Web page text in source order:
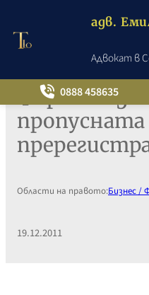
съдържанието
адв.
Адвокат в
0888 458635
Фирмено
пропусната
Области на правото:Бизнес /
19.12.2011